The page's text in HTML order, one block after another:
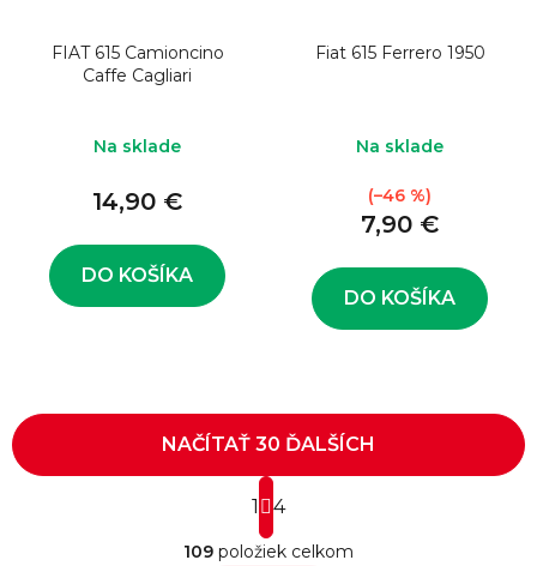
FIAT 615 Camioncino
Caffe Cagliari
Na sklade
14,90 €
DO KOŠÍKA
Fiat 615 Ferrero 1950
Na sklade
7,90 €
(–46 %)
DO KOŠÍKA
O
v
NAČÍTAŤ 30 ĎALŠÍCH
S
t
r
á
1 4
109 položiek celkom